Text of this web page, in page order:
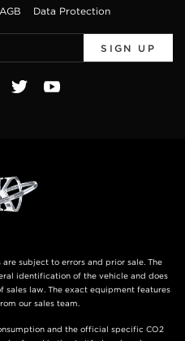
AGB Data Protection
SIGN UP
subject to errors and prior sale. The
identification of the vehicle and does
sales law. The exact equipment features
our sales team.
and the official specific CO2